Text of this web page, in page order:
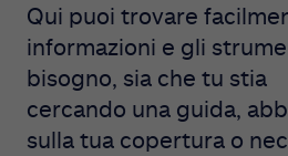
Qui puoi trovare
informazioni e gli
bisogno, sia che tu stia
cercando una guida,
sulla tua copertura o